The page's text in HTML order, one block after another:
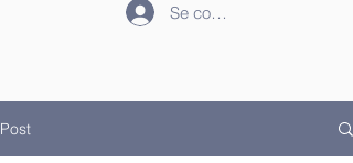
Se connecter
Post